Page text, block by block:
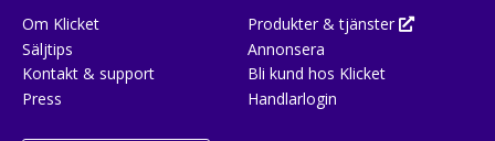
Om Klicket
Säljtips
Kontakt & support
Press
Produkter & tjänster
Annonsera
Bli kund hos Klicket
Handlarlogin